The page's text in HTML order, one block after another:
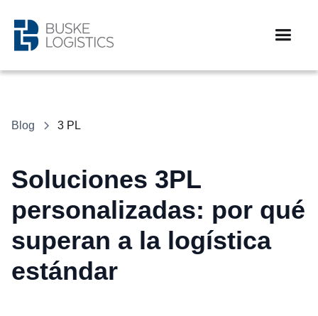
Blog 3 PL
Soluciones 3PL
personalizadas: por qué
superan a la logística
estándar